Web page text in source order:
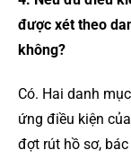
được xét theo
không?
Có. Hai danh mục
ứng điều kiện
đợt rút hồ sơ,